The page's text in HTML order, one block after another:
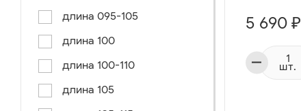
длина 095-105
длина 100
длина 100-110
длина 105
5 690 ₽
шт.